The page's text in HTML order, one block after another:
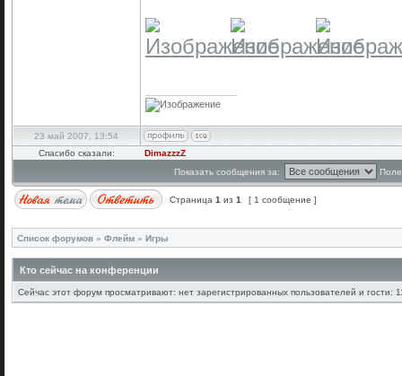
23 май 2007, 13:54
Спасибо сказали:
DimazzzZ
Показать сообщения за:
Страница 1 из 1 [ 1 сообщение ]
Список форумов » Флейм » Игры
Кто сейчас на конференции
Сейчас этот форум просматривают: нет зарегистрированных пользователей и гости: